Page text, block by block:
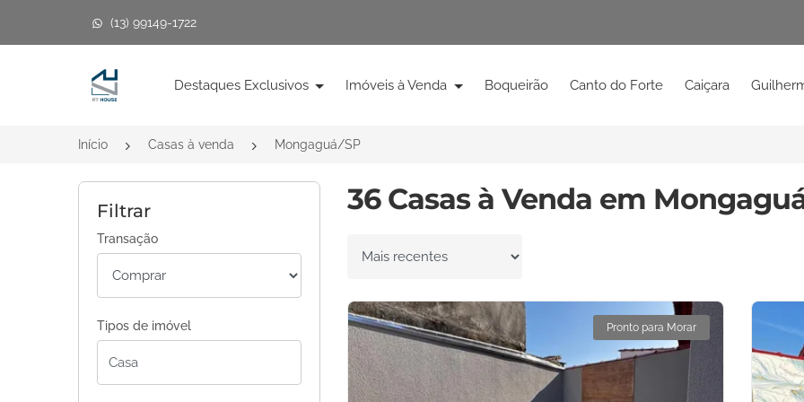
(13) 99149-1722
Página inicial
Destaques Exclusivos Imóveis à Venda Boqueirão Canto do Forte Caiçara
Início Casas à venda Mongaguá/SP
Filtrar
Transação
Tipos de imóvel
36 Casas à Venda em
Ordenar por
Pronto para Morar